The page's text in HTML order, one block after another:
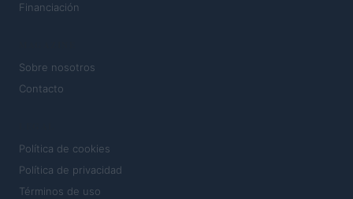
Financiación
Sobre nosotros
Contacto
Política de cookies
Política de privacidad
Términos de uso